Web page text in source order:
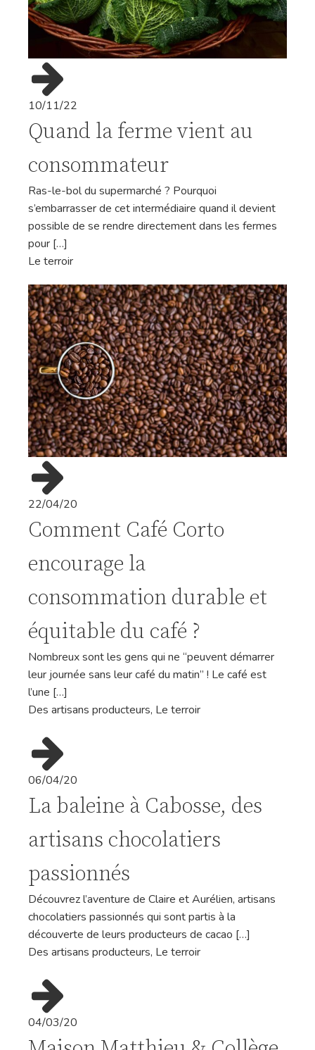
10/11/22
Quand la ferme vient au
consommateur
Ras-le-bol du supermarché ? Pourquoi
s’embarrasser de cet intermédiaire quand il devient
possible de se rendre directement dans les fermes
pour […]
Le terroir
22/04/20
Comment Café Corto
encourage la
consommation durable et
équitable du café ?
Nombreux sont les gens qui ne “peuvent démarrer
leur journée sans leur café du matin” ! Le café est
l’une […]
Des artisans producteurs, Le terroir
06/04/20
La baleine à Cabosse, des
artisans chocolatiers
passionnés
Découvrez l’aventure de Claire et Aurélien, artisans
chocolatiers passionnés qui sont partis à la
découverte de leurs producteurs de cacao […]
Des artisans producteurs, Le terroir
04/03/20